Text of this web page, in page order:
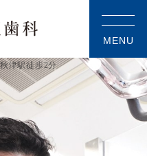
津駅徒歩2分
MENU